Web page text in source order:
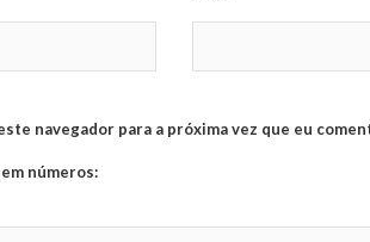
navegador para a próxima vez que eu
números: